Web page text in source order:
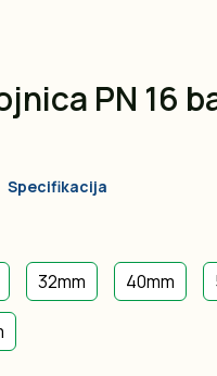
PN 16
Specifikacija
32mm 40mm